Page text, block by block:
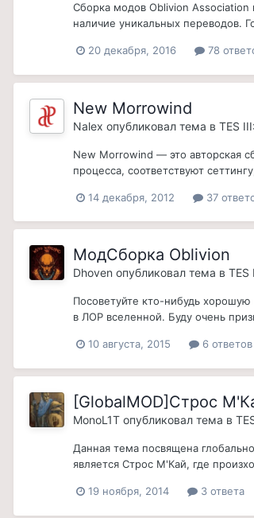
Сборка модов Oblivion Association
наличие уникальных переводов.
20 декабря, 2016 78
New Morrowind
Nalex опубликовал тема в TES
New Morrowind — это авторская
процесса, соответствуют
14 декабря, 2012 37
МодСборка Oblivion
Dhoven опубликовал тема в TES
Посоветуйте кто-нибудь
в ЛОР вселенной. Буду очень
10 августа, 2015 6 ответов
[GlobalMOD]Строс
MonoL1T опубликовал тема в
Данная тема посвящена
является Строс М'Кай, где
19 ноября, 2014 3 ответа